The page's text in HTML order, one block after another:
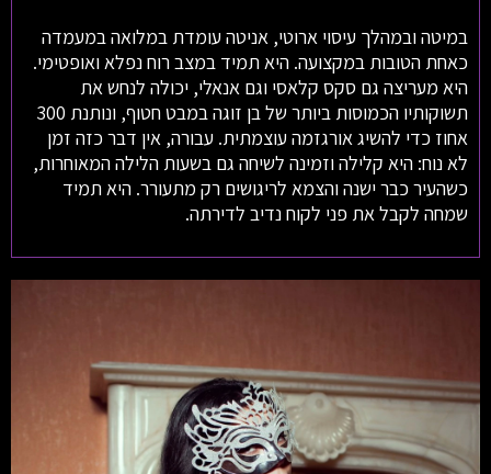
במיטה ובמהלך עיסוי ארוטי, אניטה עומדת במלואה במעמדה
כאחת הטובות במקצועה. היא תמיד במצב רוח נפלא ואופטימי.
היא מעריצה גם סקס קלאסי וגם אנאלי, יכולה לנחש את
תשוקותיו הכמוסות ביותר של בן זוגה במבט חטוף, ונותנת 300
אחוז כדי להשיג אורגזמה עוצמתית. עבורה, אין דבר כזה זמן
לא נוח: היא קלילה וזמינה לשיחה גם בשעות הלילה המאוחרות,
כשהעיר כבר ישנה והצמא לריגושים רק מתעורר. היא תמיד
שמחה לקבל את פני לקוח נדיב לדירתה.